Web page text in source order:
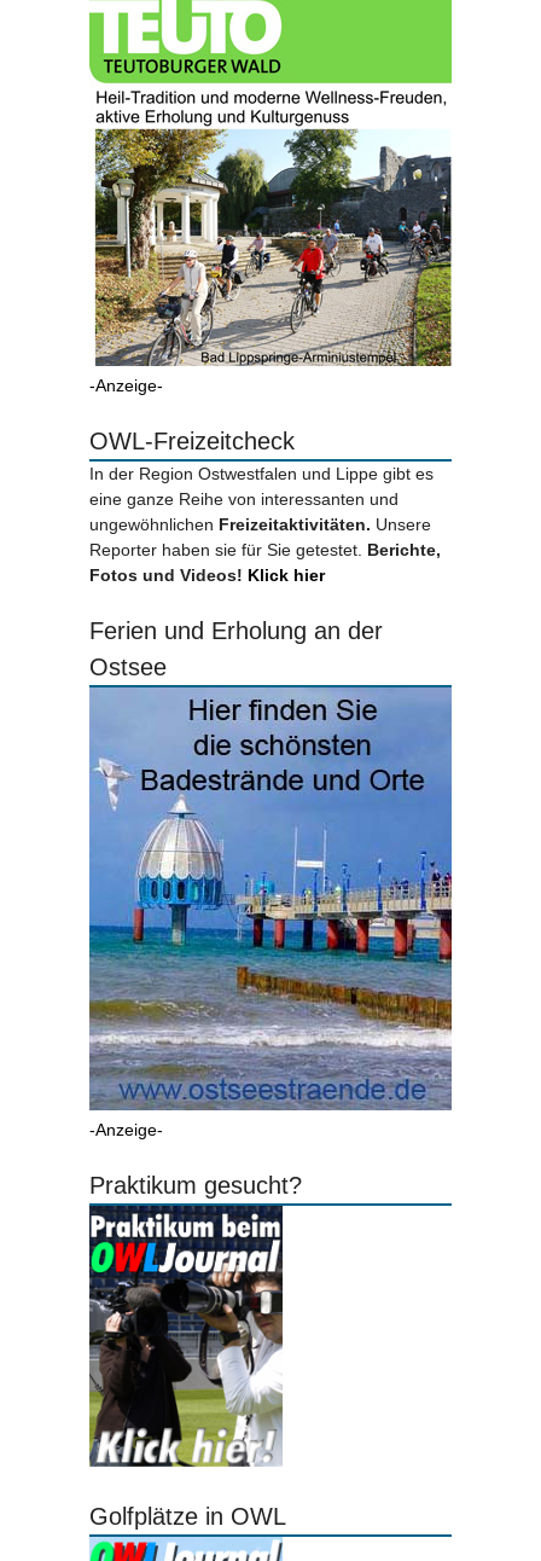
-Anzeige-
OWL-Freizeitcheck
In der Region Ostwestfalen und Lippe gibt es
eine ganze Reihe von interessanten und
ungewöhnlichen Freizeitaktivitäten. Unsere
Reporter haben sie für Sie getestet. Berichte,
Fotos und Videos! Klick hier
Ferien und Erholung an der
Ostsee
-Anzeige-
Praktikum gesucht?
Golfplätze in OWL